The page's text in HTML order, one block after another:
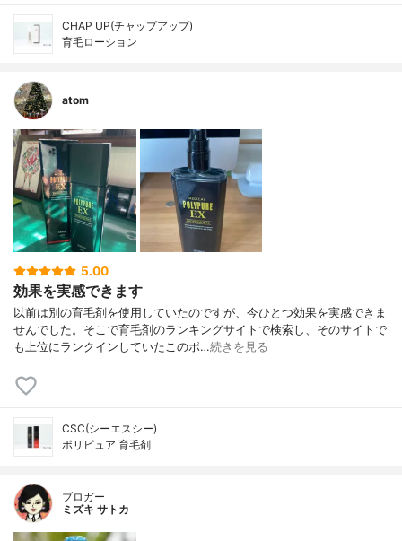
CHAP UP(チャップアップ)
育毛ローション
atom
5.00
効果を実感できます
以前は別の育毛剤を使用していたのですが、今ひとつ効果を実感できま
せんでした。そこで育毛剤のランキングサイトで検索し、そのサイトで
も上位にランクインしていたこのポ…続きを見る
CSC(シーエスシー)
ポリピュア 育毛剤
ブロガー
ミズキ サトカ